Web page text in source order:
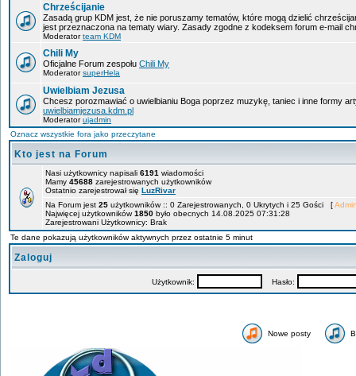
Chrześcijanie
Zasadą grup KDM jest, że nie poruszamy tematów, które mogą dzielić
jest przeznaczona na tematy wiary. Zasady zgodne z kodeksem forum e-mail
Moderatorteam KDM
Chili My
Oficjalne Forum zespołu Chili My
ModeratorsuperHela
Uwielbiam Jezusa
Chcesz porozmawiać o uwielbianiu Boga poprzez muzykę, taniec i inne formy
uwielbiamjezusa.kdm.pl
Moderatorujadmin
Oznacz wszystkie fora jako przeczytane
Kto jest na Forum
Nasi użytkownicy napisali 6191 wiadomości
Mamy 45688 zarejestrowanych użytkowników
Ostatnio zarejestrował się LuzRivar
Na Forum jest 25 użytkowników :: 0 Zarejestrowanych, 0 Ukrytych i 25 Gości [
Najwięcej użytkowników1850 było obecnych 14.08.2025 07:31:28
Zarejestrowani Użytkownicy: Brak
Te dane pokazują użytkowników aktywnych przez ostatnie 5 minut
Zaloguj
Użytkownik: Hasło:
Nowe posty